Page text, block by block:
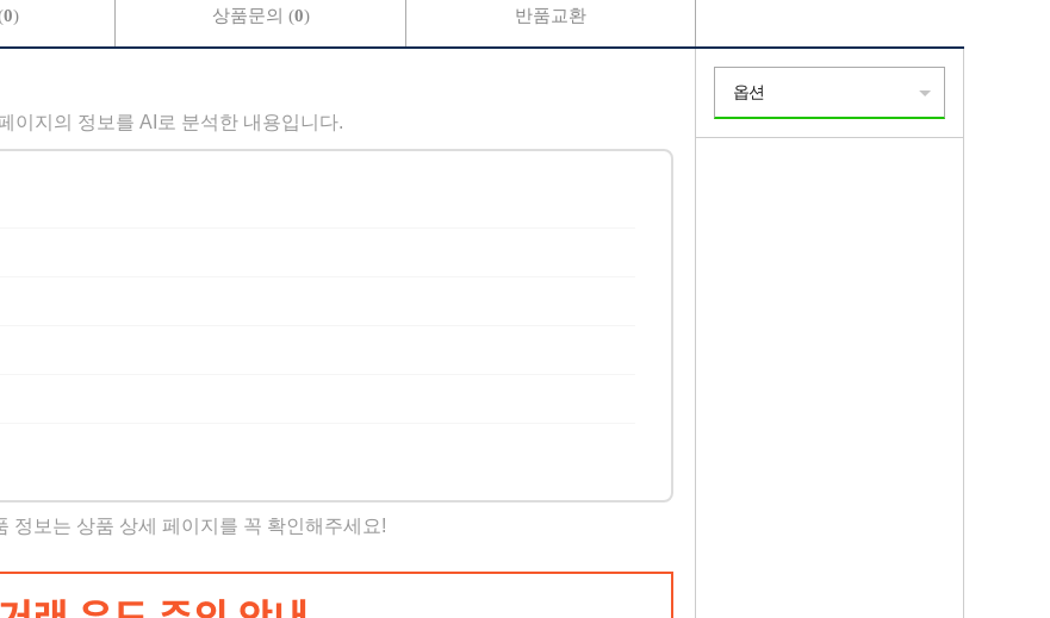
이지의 정보를 AI로 분석한 내용입니다.
정보는 상품 상세 페이지를 꼭 확인해주세요!
0) 상품문의 (0) 반품교환
옵션